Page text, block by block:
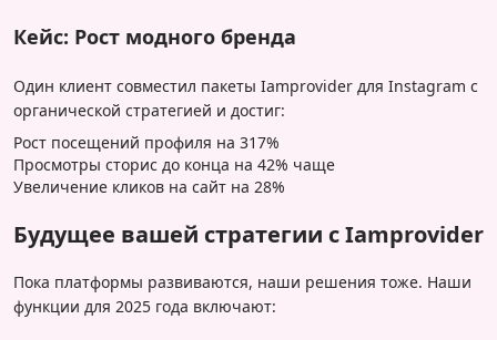
Кейс: Рост модного бренда
Один клиент совместил пакеты Iamprovider для Instagram с
органической стратегией и достиг:
Рост посещений профиля на 317%
Просмотры сторис до конца на 42% чаще
Увеличение кликов на сайт на 28%
Будущее вашей стратегии с Iamprovider
Пока платформы развиваются, наши решения тоже. Наши
функции для 2025 года включают: